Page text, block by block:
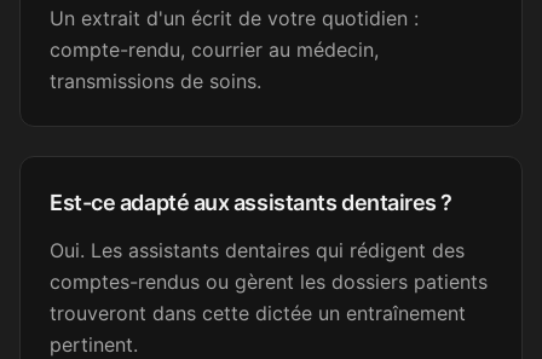
C'est génial !!
CC
N Nélia
Secrétaire médicale
Un extrait d'un écrit de votre quotidien :
compte-rendu, courrier au médecin,
transmissions de soins.
Est-ce adapté aux assistants dentaires ?
Oui. Les assistants dentaires qui rédigent des
comptes-rendus ou gèrent les dossiers patients
trouveront dans cette dictée un entraînement
pertinent.